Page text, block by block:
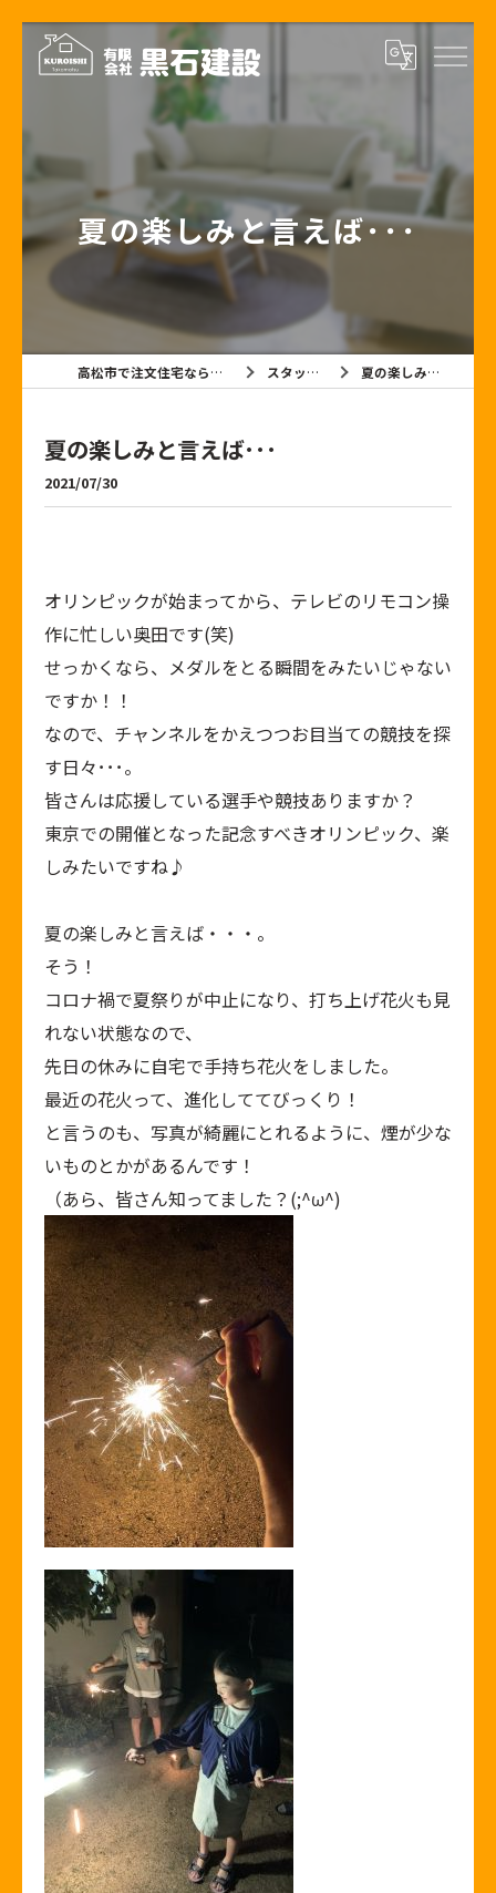
夏の楽しみと言えば･･･
高松市で注文住宅なら有限会社黒石建設 スタッフブログ 夏の楽しみと言えば･･･
夏の楽しみと言えば･･･
2021/07/30
オリンピックが始まってから、テレビのリモコン操
作に忙しい奥田です(笑)
せっかくなら、メダルをとる瞬間をみたいじゃない
ですか！！
なので、チャンネルをかえつつお目当ての競技を探
す日々･･･。
皆さんは応援している選手や競技ありますか？
東京での開催となった記念すべきオリンピック、楽
しみたいですね♪
夏の楽しみと言えば・・・。
そう！
コロナ禍で夏祭りが中止になり、打ち上げ花火も見
れない状態なので、
先日の休みに自宅で手持ち花火をしました。
最近の花火って、進化しててびっくり！
と言うのも、写真が綺麗にとれるように、煙が少な
いものとかがあるんです！
（あら、皆さん知ってました？(;^ω^)